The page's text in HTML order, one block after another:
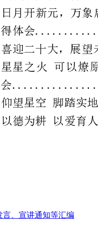
言、宣讲通知等汇编